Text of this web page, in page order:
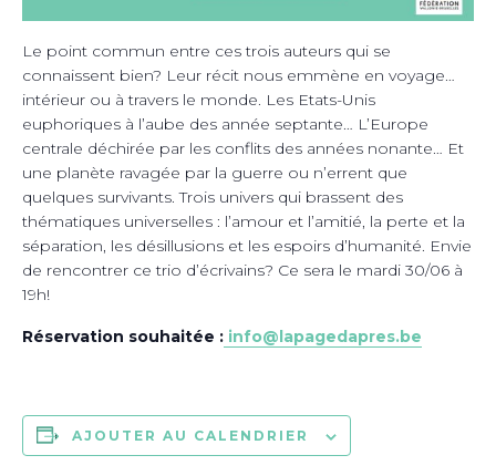
Le point commun entre ces trois auteurs qui se
connaissent bien? Leur récit nous emmène en voyage…
intérieur ou à travers le monde. Les Etats-Unis
euphoriques à l’aube des année septante… L’Europe
centrale déchirée par les conflits des années nonante… Et
une planète ravagée par la guerre ou n’errent que
quelques survivants. Trois univers qui brassent des
thématiques universelles : l’amour et l’amitié, la perte et la
séparation, les désillusions et les espoirs d’humanité. Envie
de rencontrer ce trio d’écrivains? Ce sera le mardi 30/06 à
19h!
Réservation souhaitée : info@lapagedapres.be
AJOUTER AU CALENDRIER